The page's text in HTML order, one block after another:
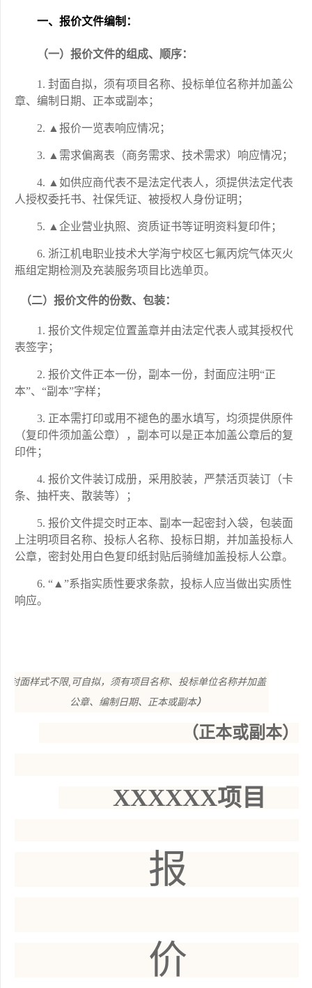
一、 报价文件编制：
（一）报价文件的组成、顺序：
1. 封面自拟，须有项目名称、投标单位名称并加盖公
章、编制日期、正本或副本；
2. ▲报价一览表响应情况；
3. ▲需求偏离表（商务需求、技术需求）响应情况；
4. ▲如供应商代表不是法定代表人，须提供法定代表
人授权委托书、社保凭证、被授权人身份证明；
5. ▲企业营业执照、资质证书等证明资料复印件；
6. 浙江机电职业技术大学海宁校区七氟丙烷气体灭火
瓶组定期检测及充装服务项目 比选单页。
（二）报价文件的份数、包装：
1. 报价文件规定位置盖章并由法定代表人或其授权代
表签字；
2. 报价文件正本一份，副本一份，封面应注明“正
本”、“副本”字样；
3. 正本需打印或用不褪色的墨水填写，均须提供原件
（复印件须加盖公章），副本可以是正本加盖公章后的复
印件；
4. 报价文件装订成册，采用胶装，严禁活页装订（卡
条、抽杆夹、散装等）；
5. 报价文件提交时正本、副本一起密封入袋，包装面
上注明项目名称、投标人名称、投标日期，并加盖投标人
公章，密封处用白色复印纸封贴后骑缝加盖投标人公章。
6. “▲”系指实质性要求条款，投标人应当做出实质性
响应。
封面样式不限,可自拟，须有项目名称、投标单位名称并加盖
公章、编制日期、正本或副本）
（正本或副本）
XXXXXX项目
报
价